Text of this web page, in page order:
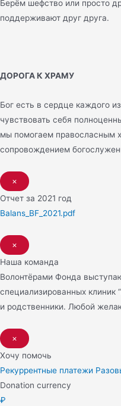
Берём шефство или просто
поддерживают друг друга.
ДОРОГА К ХРАМУ
Бог есть в сердце каждого
чувствовать себя
мы помогаем правосласным
сопровождением
×
Отчет за 2021 год
Balans_BF_2021.pdf
×
Наша команда
Волонтёрами Фонда
специализированных клиник
и родственники. Любой
×
Хочу помочь
Рекуррентные платежи
Donation currency
₽